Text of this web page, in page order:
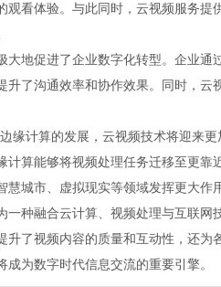
观看体验。与此同时，云视频服务
大地促进了企业数字化转型。企业
升了沟通效率和协作效果。同时，
缘计算的发展，云视频技术将迎来
计算能够将视频处理任务迁移至更
慧城市、虚拟现实等领域发挥更大作
一种融合云计算、视频处理与互联
升了视频内容的质量和互动性，还
成为数字时代信息交流的重要引擎。